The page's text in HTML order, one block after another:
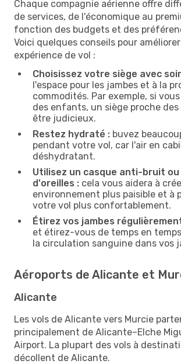
Chaque compagnie aérienne offre
de services, de l'économique au
fonction des budgets et des
Voici quelques conseils pour
expérience de vol :
Choisissez votre siège avec
l'espace pour les jambes et à la
commodités. Par exemple, si
des enfants, un siège proche
être judicieux.
Restez hydraté : buvez
pendant votre vol, car l'air en
déshydratant.
Utilisez un casque anti-bruit ou
d'oreilles : cela vous aidera à
environnement plus paisible et à
votre vol plus confortablement.
Étirez vos jambes
et étirez-vous de temps en
la circulation sanguine dans vos
Aéroports de Alicante et
Alicante
Les vols de Alicante vers Murcie
principalement de Alicante–Elche
Airport. La plupart des vols à
décollent de Alicante.